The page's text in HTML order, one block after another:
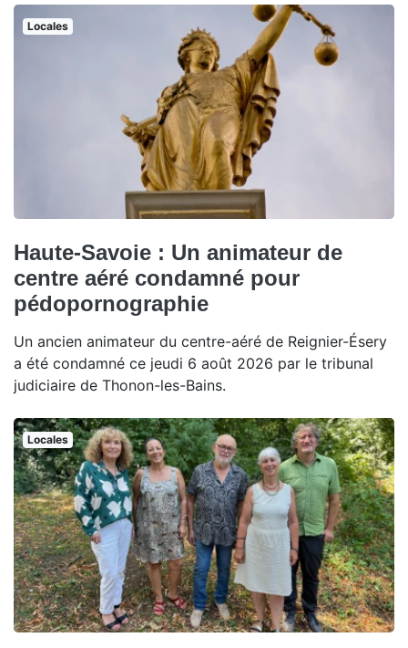
Locales
Haute-Savoie : Un animateur de
centre aéré condamné pour
pédopornographie
Un ancien animateur du centre-aéré de Reignier-Ésery
a été condamné ce jeudi 6 août 2026 par le tribunal
judiciaire de Thonon-les-Bains.
Locales